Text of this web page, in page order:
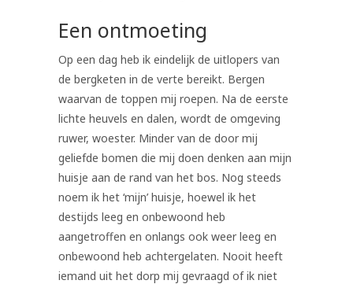
Een ontmoeting
Op een dag heb ik eindelijk de uitlopers van
de bergketen in de verte bereikt. Bergen
waarvan de toppen mij roepen. Na de eerste
lichte heuvels en dalen, wordt de omgeving
ruwer, woester. Minder van de door mij
geliefde bomen die mij doen denken aan mijn
huisje aan de rand van het bos. Nog steeds
noem ik het ‘mijn’ huisje, hoewel ik het
destijds leeg en onbewoond heb
aangetroffen en onlangs ook weer leeg en
onbewoond heb achtergelaten. Nooit heeft
iemand uit het dorp mij gevraagd of ik niet